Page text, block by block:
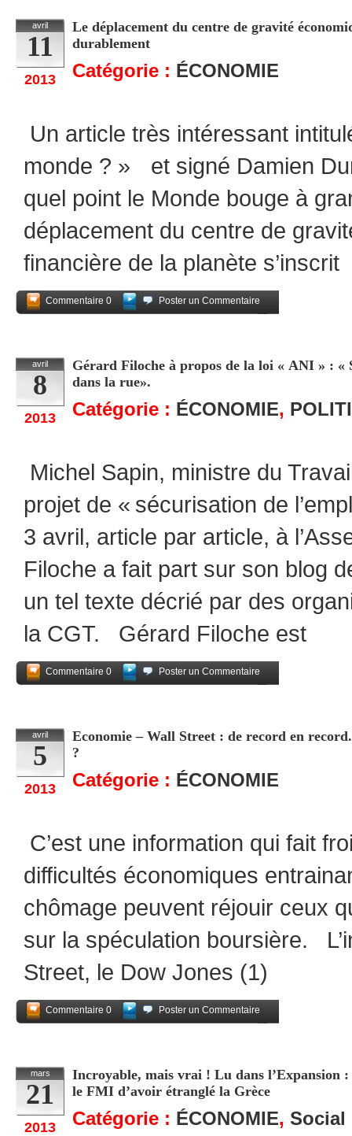
avril
11
2013
Le déplacement du centre de gravité
durablement
Catégorie : ÉCONOMIE
Un article très intéressant
monde ? » et signé Damien
quel point le Monde bouge à
déplacement du centre de
financière de la planète s’inscrit
Commentaire 0
Poster un Commentaire
avril
8
2013
Gérard Filoche à propos de la loi « ANI » : «
dans la rue».
Catégorie : ÉCONOMIE,
Michel Sapin, ministre du
projet de « sécurisation de
3 avril, article par article, à
Filoche a fait part sur son blog
un tel texte décrié par des
la CGT. Gérard Filoche est
Commentaire 0
Poster un Commentaire
avril
5
2013
Economie – Wall Street : de record en
?
Catégorie : ÉCONOMIE
C’est une information qui fait
difficultés économiques
chômage peuvent réjouir ceux
sur la spéculation boursière.
Street, le Dow Jones (1)
Commentaire 0
Poster un Commentaire
mars
21
2013
Incroyable, mais vrai ! Lu dans l’Expansion
le FMI d’avoir étranglé la Grèce
Catégorie : ÉCONOMIE, Social